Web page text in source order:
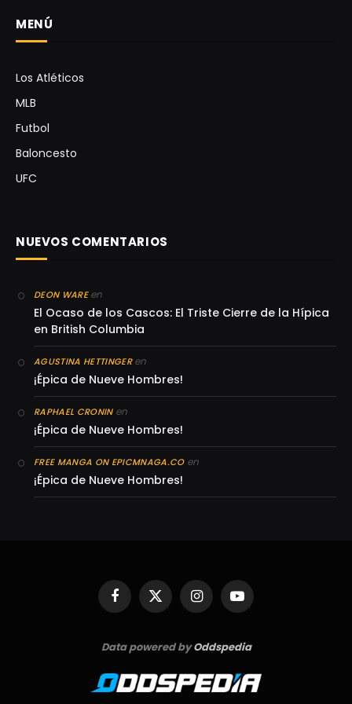
MENÚ
Los Atléticos
MLB
Futbol
Baloncesto
UFC
NUEVOS COMENTARIOS
DEON WAREen
El Ocaso de los Cascos: El Triste Cierre de la Hípica
en British Columbia
AGUSTINA HETTINGERen
¡Épica de Nueve Hombres!
RAPHAEL CRONINen
¡Épica de Nueve Hombres!
FREE MANGA ON EPICMNAGA.COen
¡Épica de Nueve Hombres!
Facebook
X
(Twitter)
InstagramYouTube
Data powered byOddspedia